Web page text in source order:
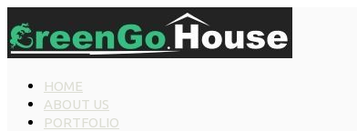
HOME
ABOUT US
PORTFOLIO